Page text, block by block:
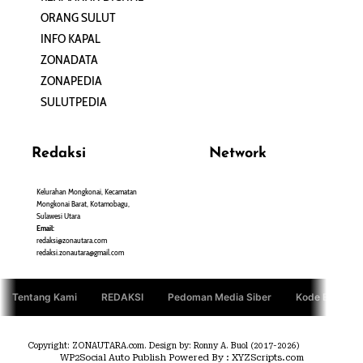
ORANG SULUT
INFO KAPAL
ZONADATA
ZONAPEDIA
SULUTPEDIA
Redaksi
Kelurahan Mongkonai, Kecamatan
Mongkonai Barat, Kotamobagu,
Sulawesi Utara
Email:
redaksi@zonautara.com
redaksi.zonautara@gmail.com
Network
Tentang Kami REDAKSI Pedoman Media Siber Kode Etik
Copyright: ZONAUTARA.com. Design by: Ronny A. Buol (2017-2026)
WP2Social Auto PublishPowered By : XYZScripts.com